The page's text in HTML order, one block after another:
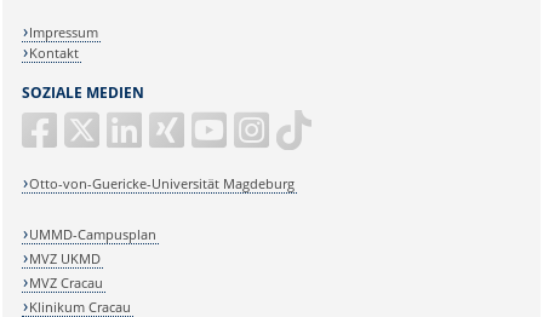
SOZIALE MEDIEN
Otto-von-Guericke-Universität Magdeburg
Impressum
Kontakt
UMMD-Campusplan
MVZ UKMD
MVZ Cracau
Klinikum Cracau